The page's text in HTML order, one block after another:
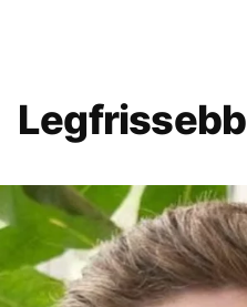
Legfrissebb